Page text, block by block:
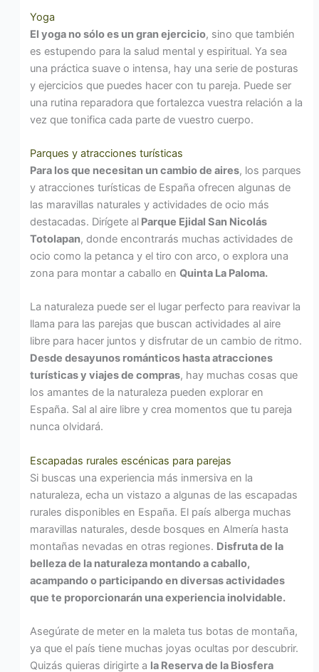
Yoga
El yoga no sólo es un gran ejercicio, sino que también
es estupendo para la salud mental y espiritual. Ya sea
una práctica suave o intensa, hay una serie de posturas
y ejercicios que puedes hacer con tu pareja. Puede ser
una rutina reparadora que fortalezca vuestra relación a la
vez que tonifica cada parte de vuestro cuerpo.
Parques y atracciones turísticas
Para los que necesitan un cambio de aires, los parques
y atracciones turísticas de España ofrecen algunas de
las maravillas naturales y actividades de ocio más
destacadas. Dirígete al Parque Ejidal San Nicolás
Totolapan, donde encontrarás muchas actividades de
ocio como la petanca y el tiro con arco, o explora una
zona para montar a caballo enQuinta La Paloma.
La naturaleza puede ser el lugar perfecto para reavivar la
llama para las parejas que buscan actividades al aire
libre para hacer juntos y disfrutar de un cambio de ritmo.
Desde desayunos románticos hasta atracciones
turísticas y viajes de compras, hay muchas cosas que
los amantes de la naturaleza pueden explorar en
España. Sal al aire libre y crea momentos que tu pareja
nunca olvidará.
Escapadas rurales escénicas para parejas
Si buscas una experiencia más inmersiva en la
naturaleza, echa un vistazo a algunas de las escapadas
rurales disponibles en España. El país alberga muchas
maravillas naturales, desde bosques en Almería hasta
montañas nevadas en otras regiones. Disfruta de la
belleza de la naturaleza montando a caballo,
acampando o participando en diversas actividades
que te proporcionarán una experiencia inolvidable.
Asegúrate de meter en la maleta tus botas de montaña,
ya que el país tiene muchas joyas ocultas por descubrir.
Quizás quieras dirigirte a la Reserva de la Biosfera